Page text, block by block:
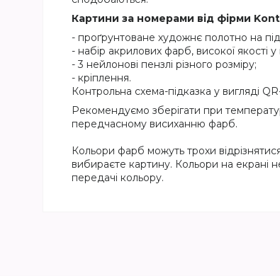
Картини за номерами від фірми
- проґрунтоване художнє полотно на
- набір акрилових фарб, високої якості у
- 3 нейлонові пензлі різного розміру;
- кріплення.
Контрольна схема-підказка у вигляді
Рекомендуємо зберігати при
передчасному висиханню фарб.
Кольори фарб можуть трохи
вибираєте картину. Кольори на екрані
передачі кольору.